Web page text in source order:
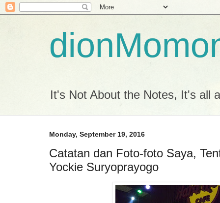
It's Not About the Notes, It's all
Monday, September 19, 2016
Catatan dan Foto-foto Saya,
Yockie Suryoprayogo